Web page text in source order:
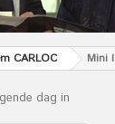
CARLOC Mini
dag in